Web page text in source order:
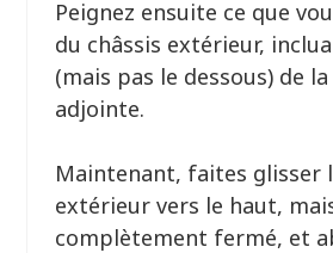
Peignez ensuite ce que
du châssis extérieur,
(mais pas le dessous) de
adjointe.
Maintenant, faites glisser
extérieur vers le haut,
complètement fermé, et